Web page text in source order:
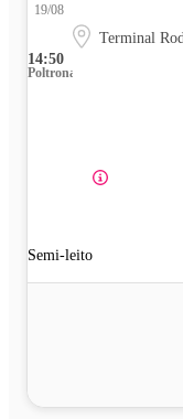
14:50
19/08
Terminal
Poltrona
Semi-leito